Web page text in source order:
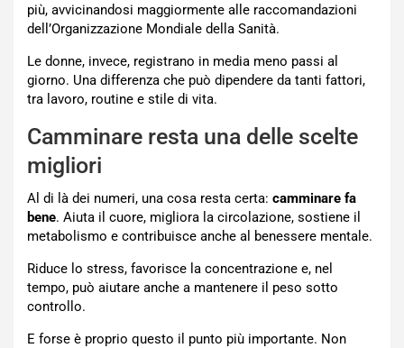
più, avvicinandosi maggiormente alle raccomandazioni
dell’Organizzazione Mondiale della Sanità.
Le donne, invece, registrano in media meno passi al
giorno. Una differenza che può dipendere da tanti fattori,
tra lavoro, routine e stile di vita.
Camminare resta una delle scelte
migliori
Al di là dei numeri, una cosa resta certa: camminare fa
bene. Aiuta il cuore, migliora la circolazione, sostiene il
metabolismo e contribuisce anche al benessere mentale.
Riduce lo stress, favorisce la concentrazione e, nel
tempo, può aiutare anche a mantenere il peso sotto
controllo.
E forse è proprio questo il punto più importante. Non